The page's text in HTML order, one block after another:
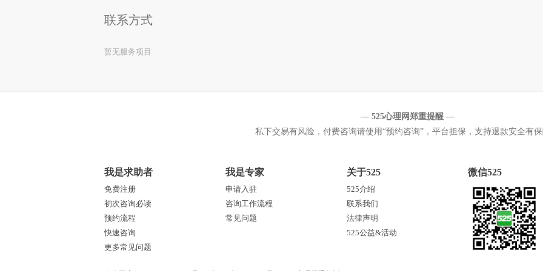
联系方式
暂无服务项目
— 525心理网郑重提醒 —
私下交易有风险，付费咨询请使用“预约咨询”，平台担保，支持退款安全有
我是求助者
免费注册
初次咨询必读
预约流程
快速咨询
更多常见问题
我是专家
申请入驻
咨询工作流程
常见问题
关于525
525介绍
联系我们
法律声明
525公益&活动
微信525